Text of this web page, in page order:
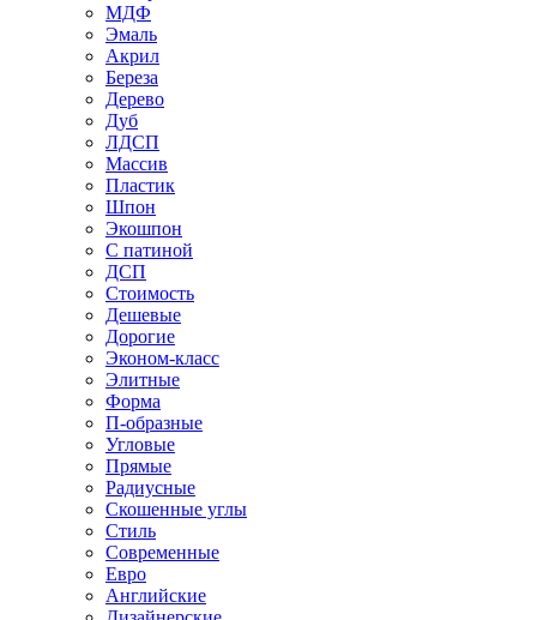
МДФ
Эмаль
Акрил
Береза
Дерево
Дуб
ЛДСП
Массив
Пластик
Шпон
Экошпон
С патиной
ДСП
Стоимость
Дешевые
Дорогие
Эконом-класс
Элитные
Форма
П-образные
Угловые
Прямые
Радиусные
Скошенные углы
Стиль
Современные
Евро
Английские